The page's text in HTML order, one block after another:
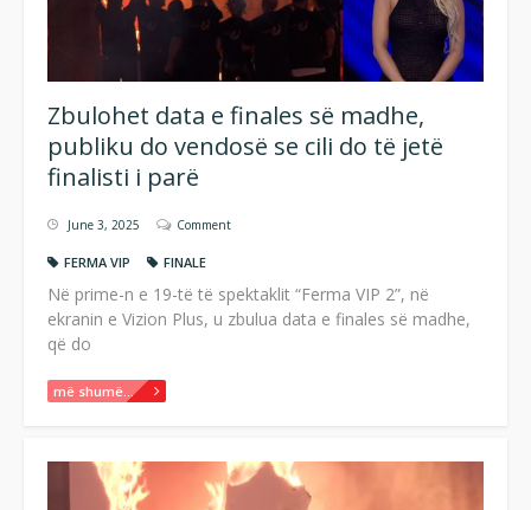
Zbulohet data e finales së madhe,
publiku do vendosë se cili do të jetë
finalisti i parë
June 3, 2025 Comment
FERMA VIP FINALE
Në prime-n e 19-të të spektaklit “Ferma VIP 2”, në
ekranin e Vizion Plus, u zbulua data e finales së madhe,
që do
më shumë...